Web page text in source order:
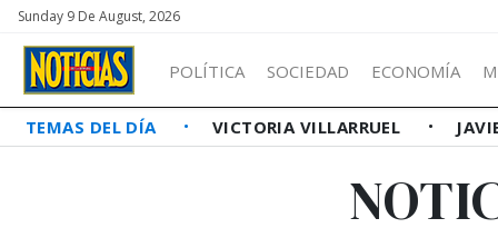
Sunday 9 De August, 2026
POLÍTICA SOCIEDAD ECONOMÍA
TEMAS DEL DÍA VICTORIA VILLARRUEL